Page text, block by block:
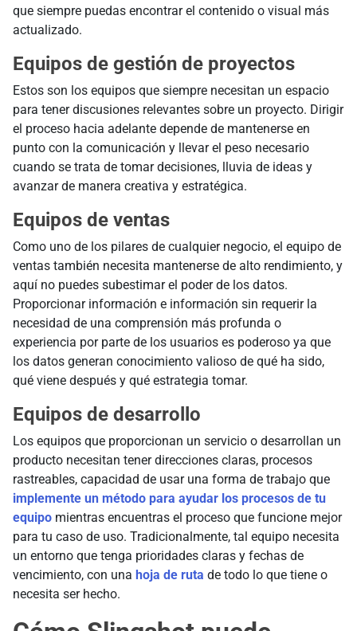
que siempre puedas encontrar el contenido o visual más
actualizado.
Equipos de gestión de proyectos
Estos son los equipos que siempre necesitan un espacio
para tener discusiones relevantes sobre un proyecto. Dirigir
el proceso hacia adelante depende de mantenerse en
punto con la comunicación y llevar el peso necesario
cuando se trata de tomar decisiones, lluvia de ideas y
avanzar de manera creativa y estratégica.
Equipos de ventas
Como uno de los pilares de cualquier negocio, el equipo de
ventas también necesita mantenerse de alto rendimiento, y
aquí no puedes subestimar el poder de los datos.
Proporcionar información e información sin requerir la
necesidad de una comprensión más profunda o
experiencia por parte de los usuarios es poderoso ya que
los datos generan conocimiento valioso de qué ha sido,
qué viene después y qué estrategia tomar.
Equipos de desarrollo
Los equipos que proporcionan un servicio o desarrollan un
producto necesitan tener direcciones claras, procesos
rastreables, capacidad de usar una forma de trabajo que
implemente un método para ayudar los procesos de tu
equipo mientras encuentras el proceso que funcione mejor
para tu caso de uso. Tradicionalmente, tal equipo necesita
un entorno que tenga prioridades claras y fechas de
vencimiento, con una hoja de ruta de todo lo que tiene o
necesita ser hecho.